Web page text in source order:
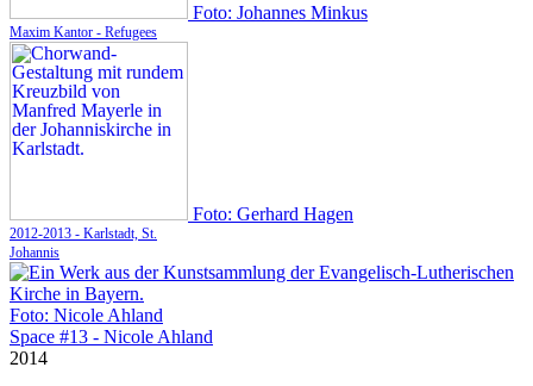
Foto: Johannes Minkus
Maxim Kantor - Refugees
Foto: Gerhard Hagen
2012-2013 - Karlstadt, St.
Johannis
Foto: Nicole Ahland
Space #13 - Nicole Ahland
2014